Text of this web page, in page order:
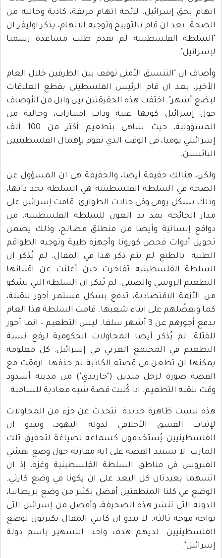
اتهام بحق إسرائيل. لائحة اتهام مزيفة، كاذبة وخالية من
الصحة. بعد ان قام بالتوبيخ وتوجيه الاتهام، يذكر اوليفر ان
"السلطة الفلسطينية لم تقدم طلب مساعدة رسميا
لإسرائيل".
وأضاف ان "التنسيق الأمني توقف بين الطرفين خلال العام
الأخير، بعد ان قام الرئيس الفلسطيني بقطع العلاقات
لبضع أشهر". اختفت هذه الحقيقتين بين وابل من الأوصاف
حول إسرائيل كونها غنية وذات امتيازات، وخالية من
المسؤولية، حيث تتباهى بتطعيم أكثر من 100 ألف
إسرائيلي يوميا، في الوقت الذي تقوم بإهمال الفلسطينيين
البائسين.
ولكن، هنالك حقيقة أيضا، والحقيقة هي ان المسؤول عن
الصحة في السلطة الفلسطينية هي السلطة بحد ذاتها،
وذلك بشكل يومي وفي حالات الطوارئ. قامت إسرائيل على
مدار الجائحة بمد يد العون للسلطة الفلسطينية، من
دوافع إنسانية وأيضا من منطلق مصالح، وذلك يضمن
تحويل أدوات فحص كورونا وأجهزة طبية وتوجيه الطواقم
الطبية. بالطبع لم يتم ذكر هذا في المقال. لم يُذكر ان
السلطة الفلسطينية تفاخرت حين أعلنت عن اقتنائها
التطعيم الروسي والصيني. لم يُذكر ان السلطة التي تشكو
من الأزمة الاقتصادية، تدفع بشكل مستمر أجور للقتلة،
كما وتفضّلهم على ابناء شعبها. قامت السلطة هذا العام
بدفع أجورهم عن 3 أشهر سلفا. ليس التطعيم – انما أجور
للقتلة. لم يُذكر أيضا المحاولات الحكومية لرفع نسبة
التطعيم في المجتمع العربي في إسرائيل. كل معلومة
يمكنها ان تطعن في قصته الكاذبة تم حذفها. ارفقت مع
القصة صورة لرجل متدين ("حاريدي") من مدينة أسدود
وقت تلقيه التطعيم. اذا كُتبت قصة شبه معادية للسامية.
هذه ليست ظاهرة جديدة. نتحدث عن جزء من المحاولات
لإثبات الفسق الأخلاقي لدولة اليهود، ويبدو ان
الفلسطينيين يُستخدمون كشماعة لصياغة لتحقيق تلك
المآرب. لا تستند القصة على اية مقارنة حول وضع تفشي
الفيروس في مناطق السلطة الفلسطينية وغزة، إذ ان
اثنتيهما بعيدتان كل البعد على ان يكونا في وضع كارثي.
الوضع في كلتا المنطقتين أفضل بكثير من وضع بريطانيا،
الدولة التي تنشر هذه الصحيفة، وأفضل من إسرائيل التي
تواجه موجة ثالثة. لا يبدو ان كاتبي المقال يكترثون لوضع
الفلسطينيين. لديهم هدف واحد: التشهير باسم دولة
إسرائيل".